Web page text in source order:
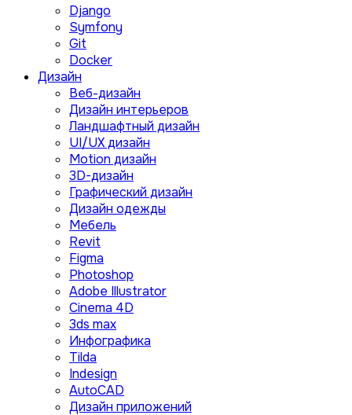
Django
Symfony
Git
Docker
Дизайн
Веб-дизайн
Дизайн интерьеров
Ландшафтный дизайн
UI/UX дизайн
Motion дизайн
3D-дизайн
Графический дизайн
Дизайн одежды
Мебель
Revit
Figma
Photoshop
Adobe Illustrator
Сinema 4D
3ds max
Инфографика
Tilda
Indesign
AutoCAD
Дизайн приложений